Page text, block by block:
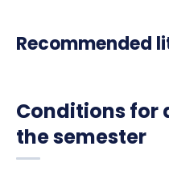
Recommended
Conditions for
the semester